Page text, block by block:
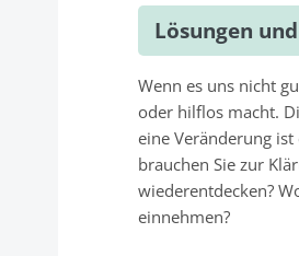
Lösungen
Wenn es uns nicht
oder hilflos macht.
eine Veränderung
brauchen Sie zur
wiederentdecken?
einnehmen?